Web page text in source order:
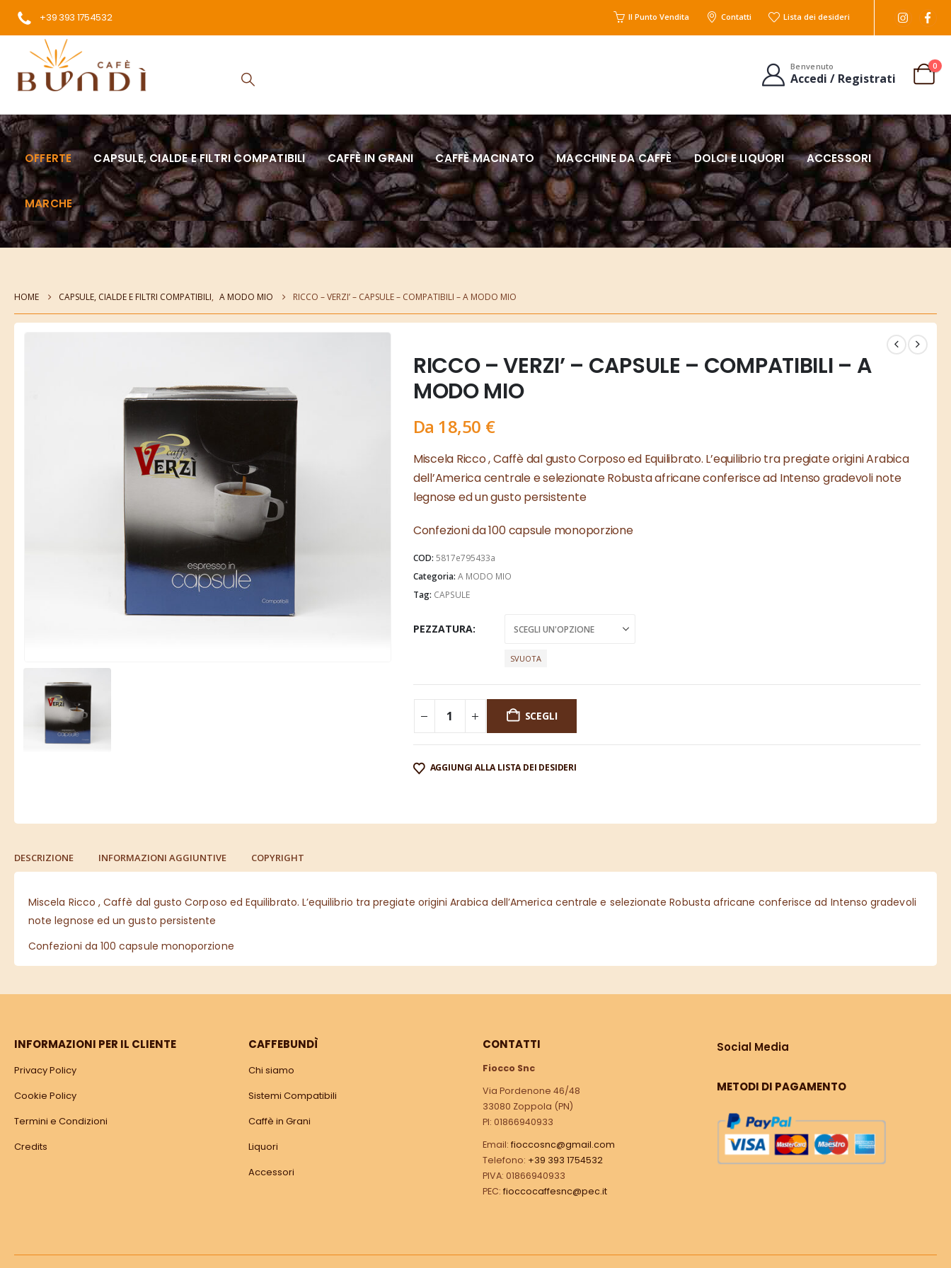
+39 393 1754532 Il Punto Vendita Contatti Lista dei desideri
Benvenuto
Accedi / Registrati
0
OFFERTE CAPSULE, CIALDE E FILTRI COMPATIBILI CAFFÈ IN GRANI CAFFÈ MACINATO MACCHINE DA CAFFÈ DOLCI E LIQUORI ACCESSORI
MARCHE
HOME CAPSULE, CIALDE E FILTRI COMPATIBILI, A MODO MIO RICCO – VERZI’ – CAPSULE – COMPATIBILI – A MODO MIO
RICCO – VERZI’ – CAPSULE – COMPATIBILI – A
MODO MIO
Da 18,50 €
Miscela Ricco , Caffè dal gusto Corposo ed Equilibrato. L’equilibrio tra pregiate origini Arabica
dell’America centrale e selezionate Robusta africane conferisce ad Intenso gradevoli note
legnose ed un gusto persistente
Confezioni da 100 capsule monoporzione
COD: 5817e795433a
Categoria: A MODO MIO
Tag: CAPSULE
PEZZATURA
SVUOTA
SCEGLI
AGGIUNGI ALLA LISTA DEI DESIDERI
DESCRIZIONE INFORMAZIONI AGGIUNTIVE COPYRIGHT
Miscela Ricco , Caffè dal gusto Corposo ed Equilibrato. L’equilibrio tra pregiate origini Arabica dell’America centrale e selezionate Robusta africane conferisce ad Intenso gradevoli
note legnose ed un gusto persistente
Confezioni da 100 capsule monoporzione
INFORMAZIONI PER IL CLIENTE
Privacy Policy
Cookie Policy
Termini e Condizioni
Credits
CAFFEBUNDÌ
Chi siamo
Sistemi Compatibili
Caffè in Grani
Liquori
Accessori
CONTATTI
Fiocco Snc
Via Pordenone 46/48
33080 Zoppola (PN)
PI: 01866940933
Email: fioccosnc@gmail.com
Telefono: +39 393 1754532
PIVA: 01866940933
PEC: fioccocaffesnc@pec.it
Social Media
METODI DI PAGAMENTO